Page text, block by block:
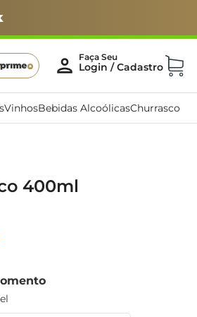
VinhosBebidas AlcoólicasChurrasco
400ml